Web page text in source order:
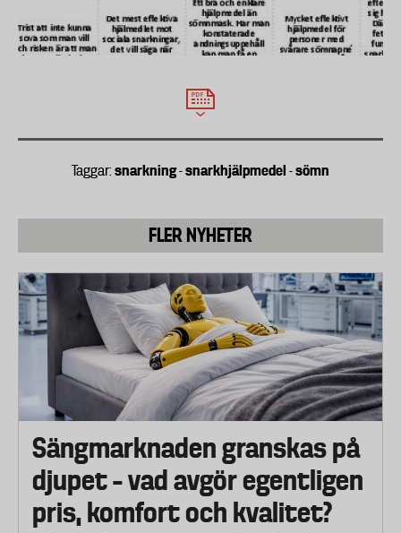
Detta kan orsakas av rökning, men också av vanliga
infektioner.
sömnen påverkas så att du blir trött dagtid.
som hjärtinfarkt, stroke, diabetes och depression.
Du blir också farlig i trafiken om din sömn rubbas.
Det finns bra medicinska hjälpmedel mot
andningsuppehåll och apné.
- Om du är överviktig och snarkar. Det kan räcka
med att gå ned några kilo för att snarkningarna ska
minska.
- Om familjen klagar på dig. Även om dina
snarkningar inte är farliga för din fysiska hälsa kan
det påverka din relation negativt. Det finns bra och
enkla hjälpmedel även för den ”sociala snarkaren”.
Så kan du snarka mindre
Taggar: snarkning-snarkhjälpmedel -sömn
FLER NYHETER
Sängmarknaden granskas på
djupet – vad avgör egentligen
pris, komfort och kvalitet?